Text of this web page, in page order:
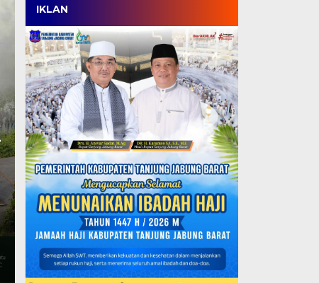
Satpol PP Menang
Tanjabbar,
Perdana di OPD Cup
Kamis, 6 Agu 2026 - 18:05 WIB
TANJABBAR, TJ – Tim Satpol PP Kabupaten
ajang OPD Cup…
IKLAN